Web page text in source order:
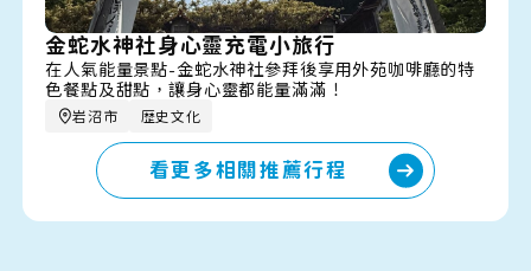
金蛇水神社身心靈充電小旅行
在人氣能量景點-金蛇水神社參拜後享用外苑咖啡廳的特
色餐點及甜點，讓身心靈都能量滿滿！
岩沼市 歴史文化
看更多相關推薦行程